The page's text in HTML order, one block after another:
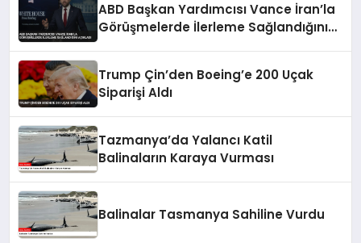
ABD Başkan Yardımcısı Vance İran’la
Görüşmelerde İlerleme Sağlandığını
Trump Çin’den Boeing’e 200 Uçak
Siparişi Aldı
Tazmanya’da Yalancı Katil
Balinaların Karaya Vurması
Balinalar Tasmanya Sahiline Vurdu